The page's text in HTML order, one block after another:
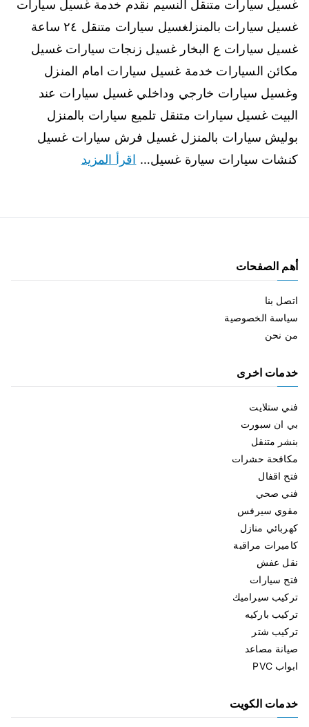
غسيل سيارات متنقل النسيم نقدم خدمة غسيل سيارات
غسيل سيارات بالمنزلغسيل سيارات متنقل ٢٤ ساعة
غسيل سيارات ع البخار غسيل زنجات سيارات غسيل
مكائن السيارات خدمة غسيل سيارات امام المنزل
وغسيل سيارات خارجي وداخلي غسيل سيارات عند
البيت غسيل سيارات متنقل تلميع سيارات بالمنزل
بوليش سيارات بالمنزل غسيل فرش سيارات غسيل
كنشات سيارات سيارة غسيل… اقرأ المزيد
أهم الصفحات
اتصل بنا
سياسة الخصوصية
من نحن
خدمات اخرى
فني ستلايت
بي ان سبورت
بنشر متنقل
مكافحة حشرات
فتح اقفال
فني صحي
مقوي سيرفس
كهربائي منازل
كاميرات مراقبة
نقل عفش
فتح سيارات
تركيب سيراميك
تركيب باركيه
تركيب شتر
صيانة مصاعد
ابواب PVC
خدمات الكويت